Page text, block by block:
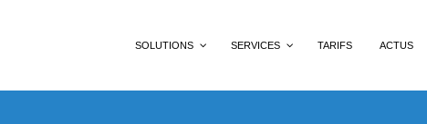
SOLUTIONS SERVICES TARIFS ACTUS